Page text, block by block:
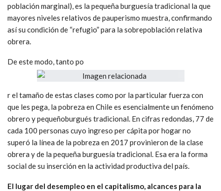
población marginal), es la pequeña burguesía tradicional la que
mayores niveles relativos de pauperismo muestra, confirmando
así su condición de “refugio” para la sobrepoblación relativa
obrera.
De este modo, tanto po
r el tamaño de estas clases como por la particular fuerza con
que les pega, la pobreza en Chile es esencialmente un fenómeno
obrero y pequeñoburgués tradicional. En cifras redondas, 77 de
cada 100 personas cuyo ingreso per cápita por hogar no
superó la línea de la pobreza en 2017 provinieron de la clase
obrera y de la pequeña burguesía tradicional. Esa era la forma
social de su inserción en la actividad productiva del país.
El lugar del desempleo en el capitalismo, alcances para la